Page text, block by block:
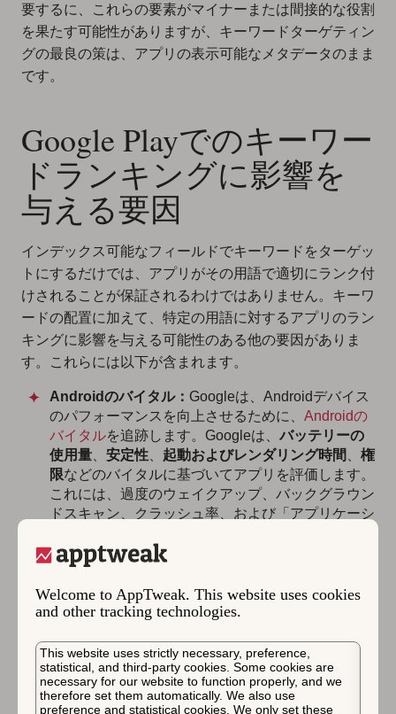
Welcome to AppTweak. This website uses cookies
and other tracking technologies.
This website uses strictly necessary, preference,
statistical, and third-party cookies. Some cookies are
necessary for our website to function properly, and we
therefore set them automatically. We also use
preference and statistical cookies. We only set these
要するに、これらの要素がマイナーまたは間接的な役割
を果たす可能性がありますが、キーワードターゲティン
グの最良の策は、アプリの表示可能なメタデータのまま
です。
Google Playでのキーワー
ドランキングに影響を
与える要因
インデックス可能なフィールドでキーワードをターゲッ
トにするだけでは、アプリがその用語で適切にランク付
けされることが保証されるわけではありません。キーワ
ードの配置に加えて、特定の用語に対するアプリのラン
キングに影響を与える可能性のある他の要因がありま
す。これらには以下が含まれます。
Androidのバイタル： Googleは、Androidデバイス
のパフォーマンスを向上させるために、 Androidの
バイタルを追跡します。Googleは、 バッテリーの
使用量
安定性 起動およびレンダリング時間
権
限などのバイタルに基づいてアプリを評価します。
これには、過度のウェイクアップ、バックグラウン
ドスキャン、クラッシュ率、および「アプリケーシ
す。
ンキングのアプリリテンションも考慮します。多く
のユーザーがアプリをダウンロードしてすぐにアン
クスされているか、その機能についてユーザーを誤
解させている可能性があります。
コンバージョン：コンバージョンは、ユーザーの検